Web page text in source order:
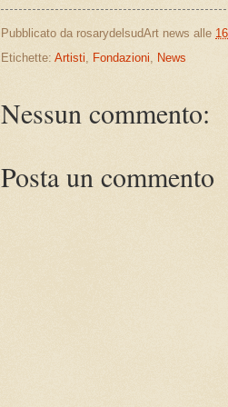
Pubblicato da rosarydelsudArt news alle
Etichette: Artisti Fondazioni News
Nessun commento:
Posta un commento